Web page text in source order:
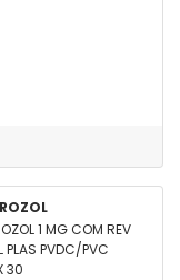
1 MG COM REV
PLAS PVDC/PVC
30